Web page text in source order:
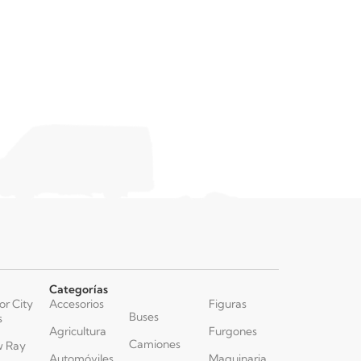
City
Ray
Categorías
Accesorios
Agricultura
Buses
Camiones
Figuras
Furgones